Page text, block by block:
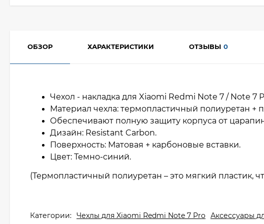
ОБЗОР ХАРАКТЕРИСТИКИ ОТЗЫВЫ 0
Чехол - накладка для Xiaomi Redmi Note 7 / Note 7
Материал чехла: термопластичный полиуретан +
Обеспечивают полную защиту корпуса от
Дизайн: Resistant Carbon.
Поверхность: Матовая + карбоновые вставки.
Цвет: Темно-синий.
(Термопластичный полиуретан – это мягкий пластик,
Категории: Чехлы для Xiaomi Redmi Note 7 Pro Аксессуары